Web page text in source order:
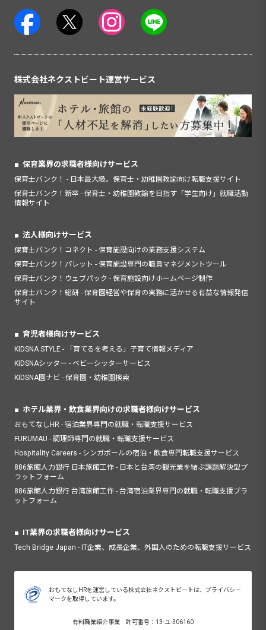
株式会社ネクストビート運営サービス
保育業界の求職者様向けサービス
保育士バンク！ - 日本最大級。保育士・幼稚園教諭向け転職支援サイト
保育士バンク！新卒 - 保育士・幼稚園教諭を目指す「学生向け」就職活動
情報サイト
法人様向けサービス
保育士バンク！コネクト - 保育施設向けの業務支援システム
保育士バンク！パレット - 保育施設専門の職員マネジメントツール
保育士バンク！ウェブパック - 保育施設向けホームページ制作
保育士バンク！総研 - 保育園経営や保育の実務に活かせる有益な情報発信
サイト
育児者様向けサービス
KIDSNA STYLE - 「育てるを考える」子育て情報メディア
KIDSNAシッター - ベビーシッターサービス
KIDSNA園ナビ - 保育園・幼稚園検索
ホテル業界・飲食業界向けの求職者様向けサービス
おもてなしHR - 宿泊業界専門の就職・転職支援サービス
FURUMAU - 調理師専門の就職・転職支援サービス
Hospitality Careers - シンガポールの宿泊・飲食専門転職支援サービス
886旅館人力銀行 日本旅館工作 - 日本と台湾の観光業を結ぶ課題解決型プ
ラットフォーム
886旅館人力銀行 台湾旅館工作 - 台湾宿泊業界専門の就職・転職支援プラ
ットフォーム
IT業界の求職者様向けサービス
Tech Bridge Japan - IT企業、成長企業、外国人のための転職支援サービス
おもてなしHRを運営している株式会社ネクストビートは、プライバシー
マークを取得しています。
有料職業紹介事業 許可番号：13-ユ-306160